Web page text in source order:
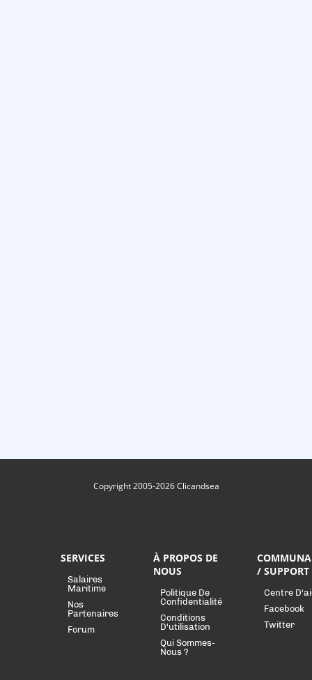
Copyright 2005-2026 Clicandsea
SERVICES
Salaires
Maritime
Nos
Partenaires
Forum
À PROPOS DE
NOUS
Politique De
Confidentialité
Conditions
D'utilisation
Qui Sommes-
Nous ?
/ SUPPORT
Centre
Facebook
Twitter